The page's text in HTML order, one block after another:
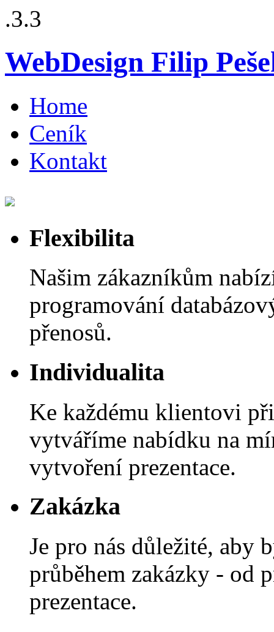
.3.3
WebDesign Filip
Home
Ceník
Kontakt
Flexibilita
Našim zákazníkům
programování
přenosů.
Individualita
Ke každému klientovi
vytváříme nabídku na
vytvoření prezentace.
Zakázka
Je pro nás důležité, aby
průběhem zakázky - od
prezentace.